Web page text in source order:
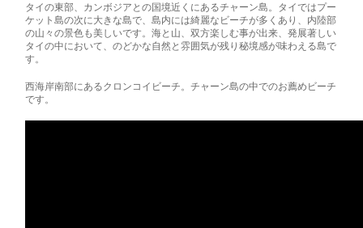
タイの東部、カンボジアとの国境近くにあるチャーン島。タイではプー
ケット島の次に大きな島で、島内には綺麗なビーチが多くあり、内陸部
の山々の景色も美しいです。海と山、双方楽しむ事が出来、発展著しい
タイの中において、のどかな自然と雰囲気が残り秘境感が味わえる島で
す。
西海岸南部にあるクロンコイビーチ。チャーン島の中でのお薦めビーチ
です。